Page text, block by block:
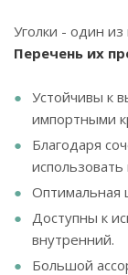
Уголки - один
Перечень их
Устойчивы к
импортными
Благодаря
Оптимальная
Доступны к
внутренний.
Большой